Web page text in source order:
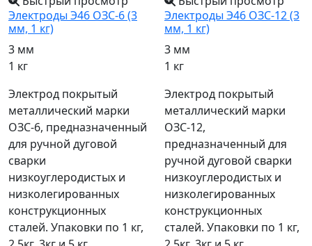
Электроды Э46 ОЗС-6 (3
мм, 1 кг)
3 мм
1 кг
Электрод покрытый
металлический марки
ОЗС-6, предназначенный
для ручной дуговой
сварки
низкоуглеродистых и
низколегированных
конструкционных
сталей. Упаковки по 1 кг,
Электроды Э46 ОЗС-12 (3
мм, 1 кг)
3 мм
1 кг
Электрод покрытый
металлический марки
ОЗС-12,
предназначенный для
ручной дуговой сварки
низкоуглеродистых и
низколегированных
конструкционных
сталей. Упаковки по 1 кг,